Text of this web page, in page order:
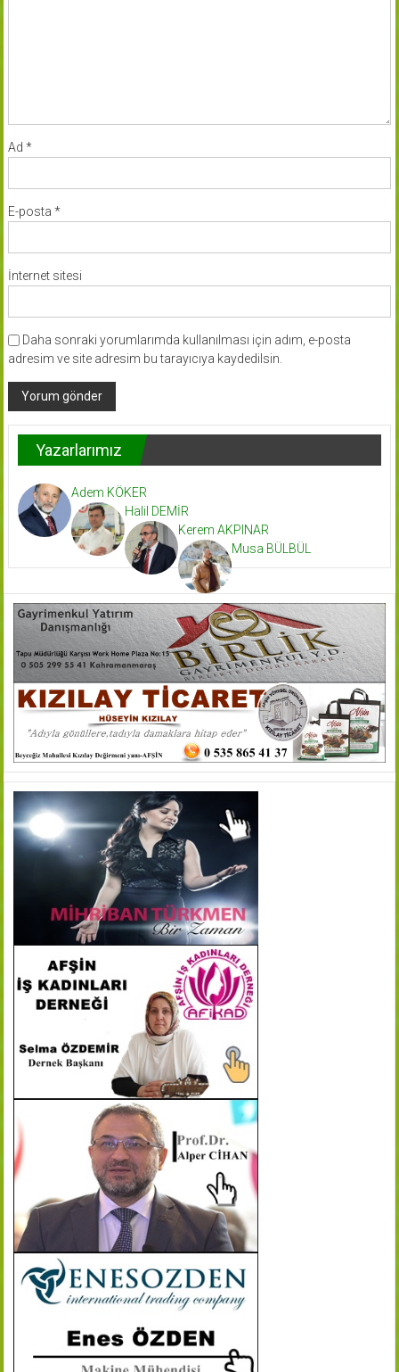
Ad *
E-posta *
İnternet sitesi
Daha sonraki yorumlarımda kullanılması için adım, e-posta
adresim ve site adresim bu tarayıcıya kaydedilsin.
Yazarlarımız
Adem KÖKER
Halil DEMİR
Kerem AKPINAR
Musa BÜLBÜL